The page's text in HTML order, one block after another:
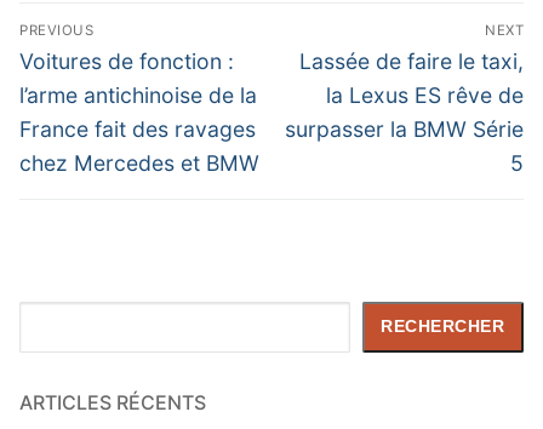
Navigation
de
l’article
PREVIOUS
Previous
post:
Voitures de fonction :
l’arme antichinoise de la
France fait des ravages
chez Mercedes et BMW
NEXT
Next
post:
Lassée de faire le taxi,
la Lexus ES rêve de
surpasser la BMW Série
5
RECHERCHER
ARTICLES RÉCENTS